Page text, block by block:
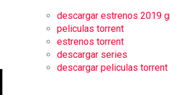
descargar estrenos 2019
peliculas torrent
estrenos torrent
descargar series
descargar peliculas torrent